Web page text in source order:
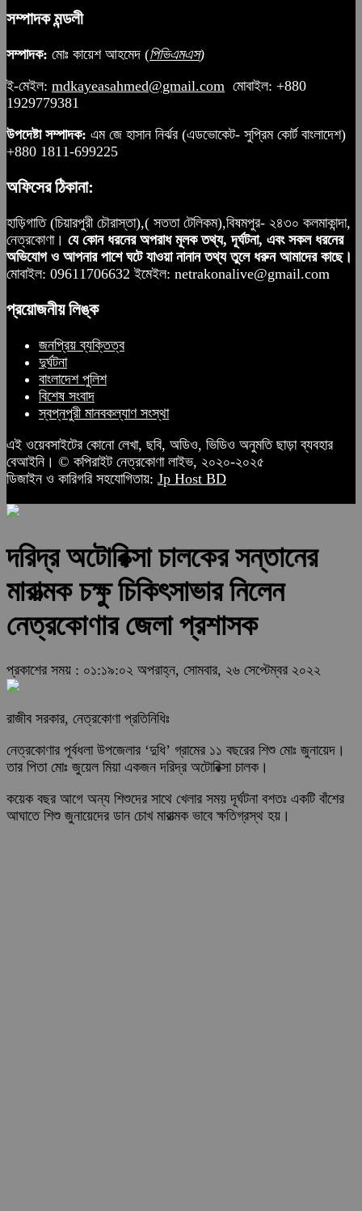
সম্পাদক মন্ডলী
সম্পাদক: মোঃ কায়েশ আহমেদ (পিভিএমএস)
ই-মেইল: mdkayeasahmed@gmail.com মোবাইল: +880
1929779381
উপদেষ্টা সম্পাদক: এম জে হাসান নির্ঝর (এডভোকেট- সুপ্রিম কোর্ট বাংলাদেশ)
+880 1811-699225
অফিসের ঠিকানা:
হাড়িগাতি (চিয়ারপুরী চৌরাস্তা),( সততা টেলিকম),বিষমপুর- ২৪৩০ কলমাকান্দা,
নেত্রকোণা। যে কোন ধরনের অপরাধ মূলক তথ্য, দূর্ঘটনা, এবং সকল ধরনের
অভিযোগ ও আপনার পাশে ঘটে যাওয়া নানান তথ্য তুলে ধরুন আমাদের কাছে।
মোবাইল: 09611706632 ইমেইল: netrakonalive@gmail.com
প্রয়োজনীয় লিঙ্ক
জনপ্রিয় ব্যক্তিত্ব
দুর্ঘটনা
বাংলাদেশ পুলিশ
বিশেষ সংবাদ
স্বপ্নপুরী মানবকল্যাণ সংস্থা
এই ওয়েবসাইটের কোনো লেখা, ছবি, অডিও, ভিডিও অনুমতি ছাড়া ব্যবহার
বেআইনি। © কপিরাইট নেত্রকোণা লাইভ, ২০২০-২০২৫
ডিজাইন ও কারিগরি সহযোগিতায়: Jp Host BD
দরিদ্র অটোরিক্সা চালকের সন্তানের
মারাত্মক চক্ষু চিকিৎসাভার নিলেন
নেত্রকোণার জেলা প্রশাসক
প্রকাশের সময় : ০১:১৯:০২ অপরাহ্ন, সোমবার, ২৬ সেপ্টেম্বর ২০২২
রাজীব সরকার, নেত্রকোণা প্রতিনিধিঃ
নেত্রকোণার পূর্বধলা উপজেলার ‘দুধি’ গ্রামের ১১ বছরের শিশু মোঃ জুনায়েদ।
তার পিতা মোঃ জুয়েল মিয়া একজন দরিদ্র অটোরিক্সা চালক।
কয়েক বছর আগে অন্য শিশুদের সাথে খেলার সময় দূর্ঘটনা বশতঃ একটি বাঁশের
আঘাতে শিশু জুনায়েদের ডান চোখ মারাত্মক ভাবে ক্ষতিগ্রস্থ হয়।